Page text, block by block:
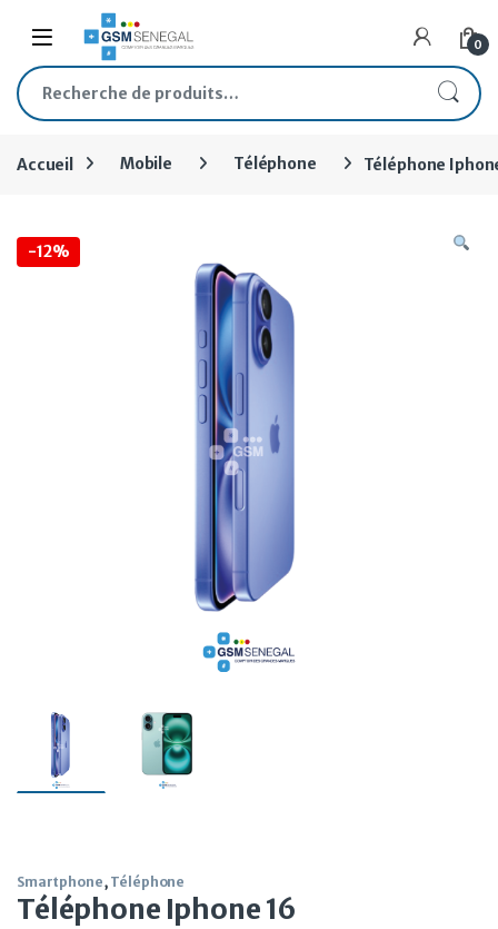
Skip to navigation
Skip to content
Open 0
Recherche pour :
Accueil Mobile Téléphone Téléphone
-12%
Smartphone, Téléphone
Téléphone Iphone 16